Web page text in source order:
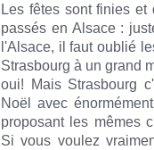
Les fêtes sont finies
passés en Alsace :
l'Alsace, il faut oublié
Strasbourg à un grand
oui! Mais Strasbourg
Noël avec
proposant les mêmes
Si vous voulez